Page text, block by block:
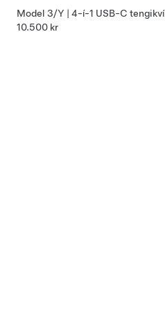
Model 3/Y | 4-í-1 USB-C tengikví
10.500 kr